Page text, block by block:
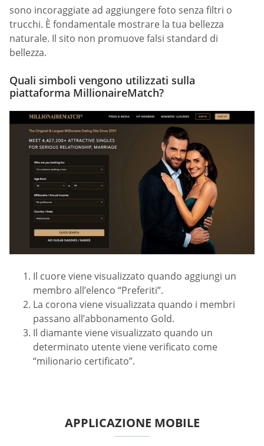
sono incoraggiate ad aggiungere foto senza filtri o
trucchi. È fondamentale mostrare la tua bellezza
naturale. Il sito non promuove falsi standard di
bellezza.
Quali simboli vengono utilizzati sulla
piattaforma MillionaireMatch?
Il cuore viene visualizzato quando aggiungi un
membro all’elenco “Preferiti”.
La corona viene visualizzata quando i membri
passano all’abbonamento Gold.
Il diamante viene visualizzato quando un
determinato utente viene verificato come
“milionario certificato”.
APPLICAZIONE MOBILE